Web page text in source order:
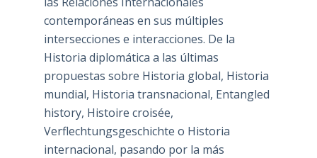
contemporáneas en sus múltiples
intersecciones e interacciones. De la
Historia diplomática a las últimas
propuestas sobre Historia global, Historia
mundial, Historia transnacional, Entangled
history, Histoire croisée,
Verflechtungsgeschichte o Historia
internacional, pasando por la más